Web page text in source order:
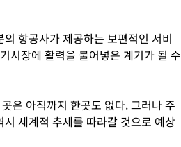
항공사가 제공하는 보편적인 서비
시장에 활력을 불어넣은 계기가 될 수
은 아직까지 한곳도 없다. 그러나 주
세계적 추세를 따라갈 것으로 예상